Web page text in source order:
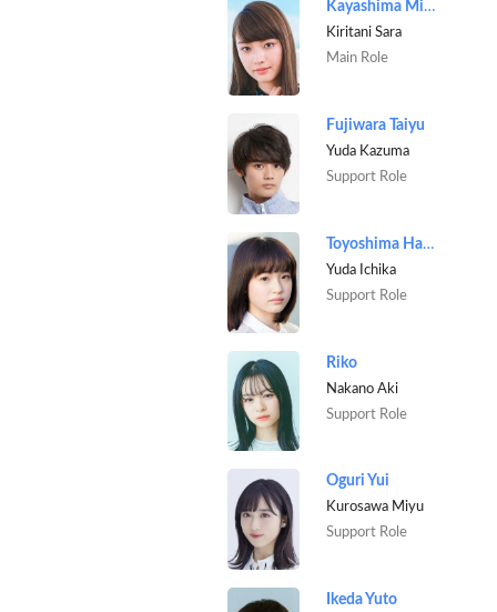
Kayashima Mizuki
Kiritani Sara
Main Role
Fujiwara Taiyu
Yuda Kazuma
Support Role
Toyoshima Hana
Yuda Ichika
Support Role
Riko
Nakano Aki
Support Role
Oguri Yui
Kurosawa Miyu
Support Role
Ikeda Yuto